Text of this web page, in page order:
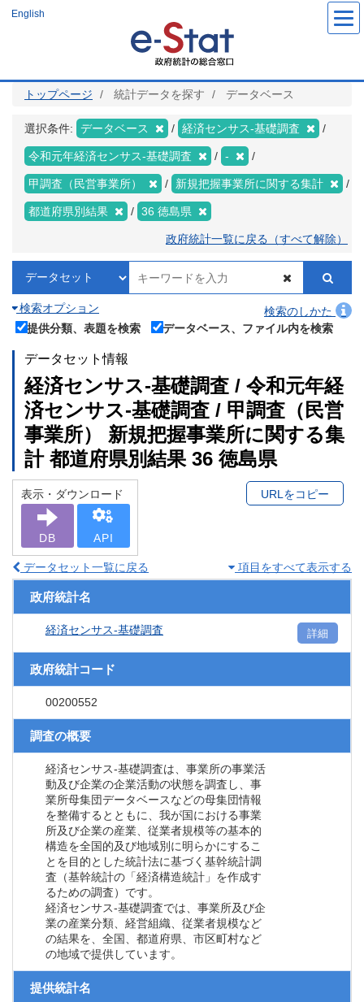
ツ
English
トップページ 統計データを探す データベース
選択条件: データベース 経済センサス‐基礎調査
令和元年経済センサス‐基礎調査 -
甲調査（民営事業所） 新規把握事業所に関する集計
都道府県別結果 36 徳島県
政府統計一覧に戻る（すべて解除）
検索オプション
検索のしかた
提供分類、表題を検索
データベース、ファイル内を検索
データセット情報
経済センサス‐基礎調査 / 令和元年経
済センサス‐基礎調査 / 甲調査（民営
事業所） 新規把握事業所に関する集
計 都道府県別結果 36 徳島県
表示・ダウンロード
DB API
URLをコピー
データセット一覧に戻る 項目をすべて表示する
政府統計名
経済センサス‐基礎調査 詳細
政府統計コード
00200552
調査の概要
経済センサス‐基礎調査は、事業所の事業活
動及び企業の企業活動の状態を調査し、事
業所母集団データベースなどの母集団情報
を整備するとともに、我が国における事業
所及び企業の産業、従業者規模等の基本的
構造を全国的及び地域別に明らかにするこ
とを目的とした統計法に基づく基幹統計調
査（基幹統計の「経済構造統計」を作成す
るための調査）です。
経済センサス‐基礎調査では、事業所及び企
業の産業分類、経営組織、従業者規模など
の結果を、全国、都道府県、市区町村など
の地域で提供しています。
提供統計名